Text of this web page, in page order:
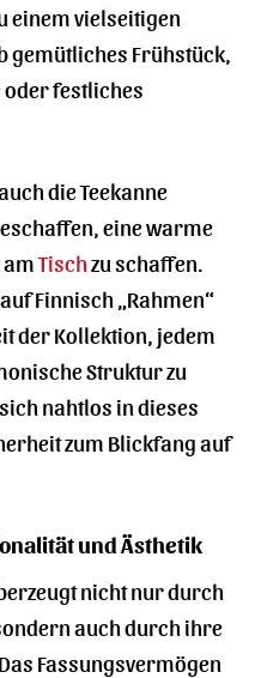
einem vielseitigen
gemütliches Frühstück,
festliches
die Teekanne
eine warme
amTischzu schaffen.
Finnisch „Rahmen“
der Kollektion, jedem
Struktur zu
nahtlos in dieses
zum Blickfang auf
und Ästhetik
nicht nur durch
auch durch ihre
Fassungsvermögen